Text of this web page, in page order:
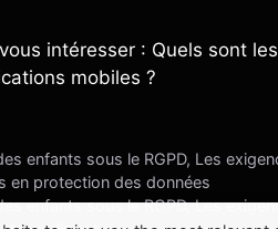
intéresser : Quels sont
mobiles ?
enfants sous le RGPD, Les
en protection des données
enfants sous le RGPD, Les